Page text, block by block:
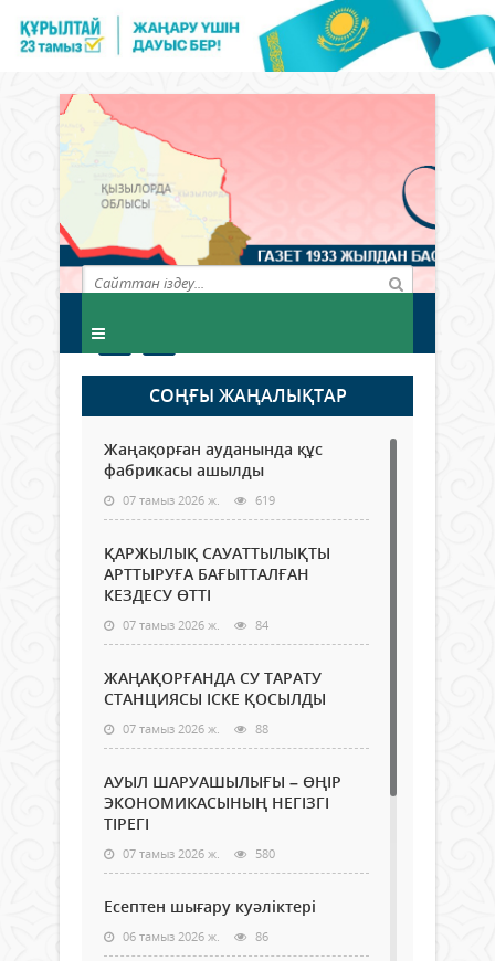
СОҢҒЫ ЖАҢАЛЫҚТАР
Жаңақорған ауданында құс
фабрикасы ашылды
07 тамыз 2026 ж. 619
ҚАРЖЫЛЫҚ САУАТТЫЛЫҚТЫ
АРТТЫРУҒА БАҒЫТТАЛҒАН
КЕЗДЕСУ ӨТТІ
07 тамыз 2026 ж. 84
ЖАҢАҚОРҒАНДА СУ ТАРАТУ
СТАНЦИЯСЫ ІСКЕ ҚОСЫЛДЫ
07 тамыз 2026 ж. 88
АУЫЛ ШАРУАШЫЛЫҒЫ – ӨҢІР
ЭКОНОМИКАСЫНЫҢ НЕГІЗГІ
ТІРЕГІ
07 тамыз 2026 ж. 580
Есептен шығару куәліктері
06 тамыз 2026 ж. 86